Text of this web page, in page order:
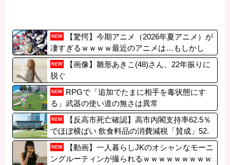
NEW
【驚愕】今期アニメ（2026年夏アニメ）が
凄すぎるｗｗｗｗ最近のアニメは…もしかし
て…
NEW
【画像】雛形あきこ(48)さん、22年振りに
脱ぐ
NEW
RPGで「追加でたまに相手を毒状態にす
る」武器の使い道の無さは異常
NEW
【反高市死亡確認】高市内閣支持率62.5％
でほぼ横ばい 飲食料品の消費減税「賛成」52.
9％
NEW
【動画】一人暮らしJKのオシャンなモーニ
ングルーティンが撮られるｗｗｗｗｗｗｗｗｗ